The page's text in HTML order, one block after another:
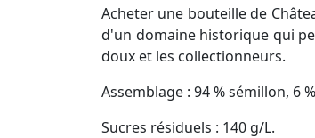
Acheter une bouteille de
d'un domaine historique qui
doux et les collectionneurs.
Assemblage : 94 % sémillon, 6
Sucres résiduels : 140 g/L.